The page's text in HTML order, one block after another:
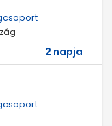
2 napja